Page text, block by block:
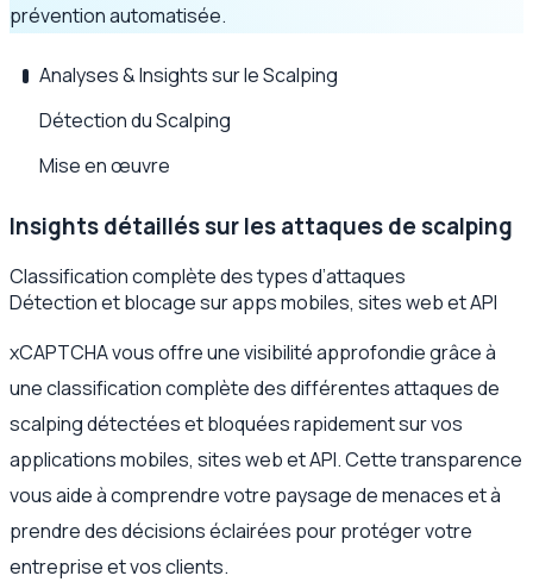
prévention automatisée.
Analyses & Insights sur le Scalping
Détection du Scalping
Mise en œuvre
Insights détaillés sur les attaques de scalping
Classification complète des types d’attaques
Détection et blocage sur apps mobiles, sites web et API
xCAPTCHA vous offre une visibilité approfondie grâce à
une classification complète des différentes attaques de
scalping détectées et bloquées rapidement sur vos
applications mobiles, sites web et API. Cette transparence
vous aide à comprendre votre paysage de menaces et à
prendre des décisions éclairées pour protéger votre
entreprise et vos clients.